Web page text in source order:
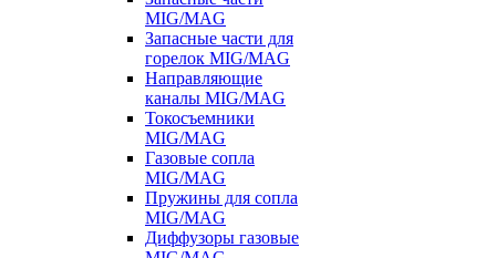
MIG/MAG
Запасные части для
горелок MIG/MAG
Направляющие
каналы MIG/MAG
Токосъемники
MIG/MAG
Газовые сопла
MIG/MAG
Пружины для сопла
MIG/MAG
Диффузоры газовые